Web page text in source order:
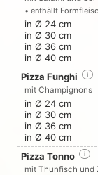
• enthällt
in Ø 24 cm
in Ø 30 cm
in Ø 36 cm
in Ø 40 cm
Pizza Funghi
i
mit Champignons
in Ø 24 cm
in Ø 30 cm
in Ø 36 cm
in Ø 40 cm
Pizza Tonno
i
mit Thunfisch und